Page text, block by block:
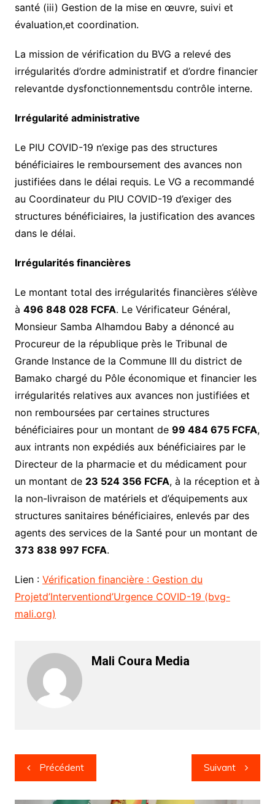
santé (iii) Gestion de la mise en œuvre, suivi et
évaluation,et coordination.
La mission de vérification du BVG a relevé des
irrégularités d’ordre administratif et d’ordre financier
relevantde dysfonctionnementsdu contrôle interne.
Irrégularité administrative
Le PIU COVID-19 n’exige pas des structures
bénéficiaires le remboursement des avances non
justifiées dans le délai requis. Le VG a recommandé
au Coordinateur du PIU COVID-19 d’exiger des
structures bénéficiaires, la justification des avances
dans le délai.
Irrégularités financières
Le montant total des irrégularités financières s’élève
à 496 848 028 FCFA. Le Vérificateur Général,
Monsieur Samba Alhamdou Baby a dénoncé au
Procureur de la république près le Tribunal de
Grande Instance de la Commune III du district de
Bamako chargé du Pôle économique et financier les
irrégularités relatives aux avances non justifiées et
non remboursées par certaines structures
bénéficiaires pour un montant de 99 484 675 FCFA,
aux intrants non expédiés aux bénéficiaires par le
Directeur de la pharmacie et du médicament pour
un montant de 23 524 356 FCFA, à la réception et à
la non-livraison de matériels et d’équipements aux
structures sanitaires bénéficiaires, enlevés par des
agents des services de la Santé pour un montant de
373 838 997 FCFA.
Lien : Vérification financière : Gestion du
Projetd’Interventiond’Urgence COVID-19 (bvg-
mali.org)
Mali Coura Media
Navigation
de
Précédent Suivant